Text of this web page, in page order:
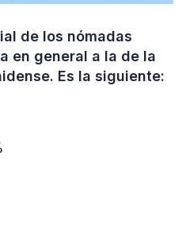
de los nómadas
en general a la de la
Es la siguiente: